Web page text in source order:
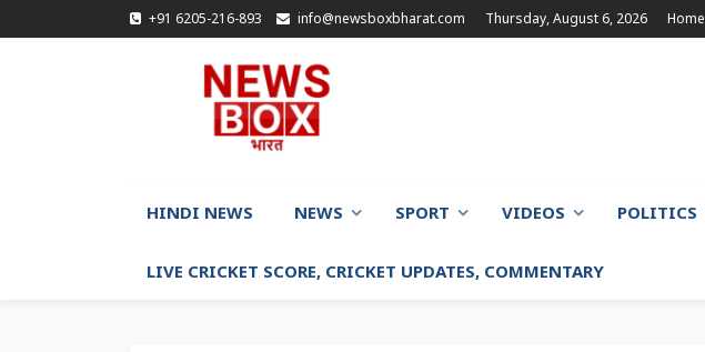
+91 6205-216-893 info@newsboxbharat.com Thursday, August 6, 2026 Home
HINDI NEWS NEWS SPORT VIDEOS POLITICS
LIVE CRICKET SCORE, CRICKET UPDATES, COMMENTARY